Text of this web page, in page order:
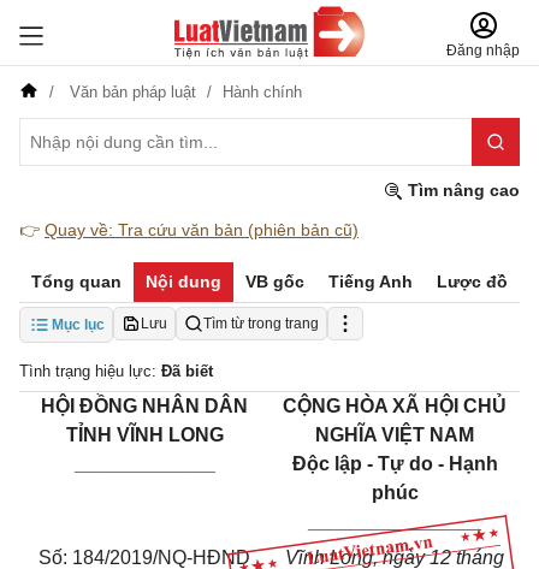
Đăng nhập
Văn bản pháp luật Hành chính
Tìm nâng cao
👉 Quay về: Tra cứu văn bản (phiên bản cũ)
Tổng quan Nội dung VB gốc Tiếng Anh Lược đồ
Mục lục Lưu Tìm từ trong trang
Tình trạng hiệu lực: Đã biết
HỘI ĐỒNG NHÂN DÂN
TỈNH VĨNH LONG
CỘNG HÒA XÃ HỘI CHỦ
NGHĨA VIỆT NAM
Độc lập - Tự do - Hạnh
phúc
________________
Số: 184/2019/NQ-HĐND
Vĩnh Long, ngày 12 tháng